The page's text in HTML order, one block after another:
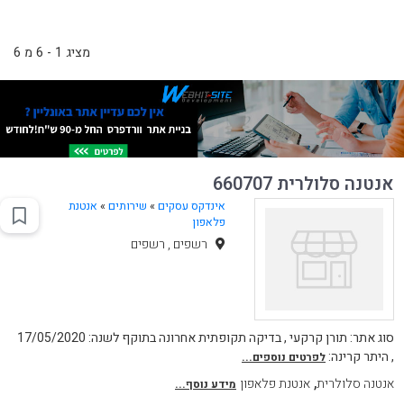
מציג 1 - 6 מ 6
אנטנה סלולרית 660707
אינדקס עסקים » שירותים» אנטנת
פלאפון
רשפים , רשפים
סוג אתר: תורן קרקעי , בדיקה תקופתית אחרונה בתוקף לשנה: 17/05/2020
, היתר קרינה:לפרטים נוספים...
אנטנה סלולרית,אנטנת פלאפון מידע נוסף...